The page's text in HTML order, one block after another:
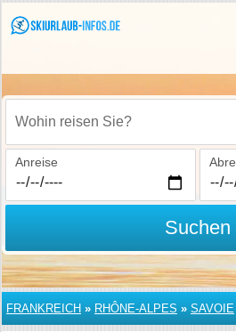
Wohin reisen Sie?
Anreise
Suchen
FRANKREICH » RHÔNE-ALPES » SAVOIE